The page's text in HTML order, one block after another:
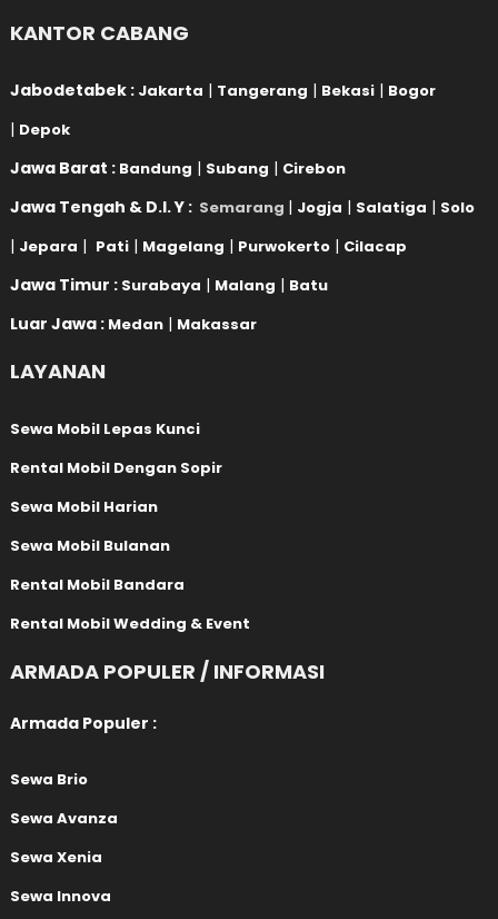
KANTOR CABANG
Jabodetabek : Jakarta | Tangerang | Bekasi | Bogor
| Depok
Jawa Barat : Bandung | Subang | Cirebon
Jawa Tengah & D.I. Y : Semarang | Jogja | Salatiga | Solo
| Jepara | Pati | Magelang | Purwokerto | Cilacap
Jawa Timur : Surabaya | Malang | Batu
Luar Jawa : Medan | Makassar
LAYANAN
Sewa Mobil Lepas Kunci
Rental Mobil Dengan Sopir
Sewa Mobil Harian
Sewa Mobil Bulanan
Rental Mobil Bandara
Rental Mobil Wedding & Event
ARMADA POPULER / INFORMASI
Armada Populer :
Sewa Brio
Sewa Avanza
Sewa Xenia
Sewa Innova